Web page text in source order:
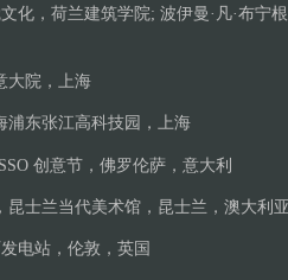
化，荷兰建筑学院; 波伊曼·凡·布宁
大院，上海
浦东张江高科技园，上海
创意节，佛罗伦萨，意大利
昆士兰当代美术馆，昆士兰，澳大利
电站，伦敦，英国